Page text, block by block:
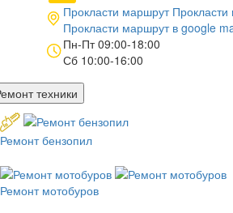
Прокласти маршрут
Прокласти маршрут в google
Пн-Пт 09:00-18:00
Сб 10:00-16:00
техники
Ремонт бензопил
Ремонт мотобуров